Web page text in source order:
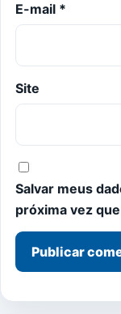
E-mail *
Site
Salvar meus
próxima vez